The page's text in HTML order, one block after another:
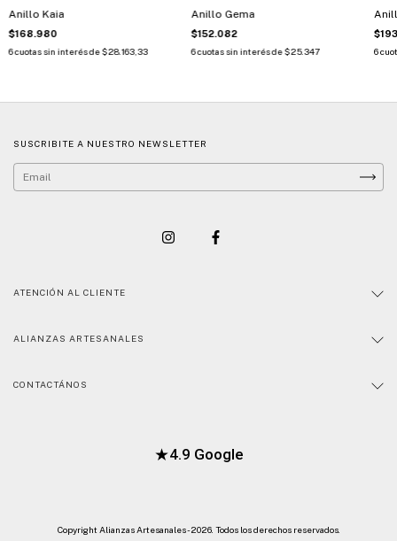
Anillo Kaia
$168.980
6cuotas sin interés de$28.163,33
Anillo Gema
$152.082
6cuotas sin interés de$25.347
6
SUSCRIBITE A NUESTRO NEWSLETTER
ATENCIÓN AL CLIENTE
ALIANZAS ARTESANALES
CONTACTÁNOS
★4.9 Google
Copyright Alianzas Artesanales - 2026. Todos los derechos reservados.